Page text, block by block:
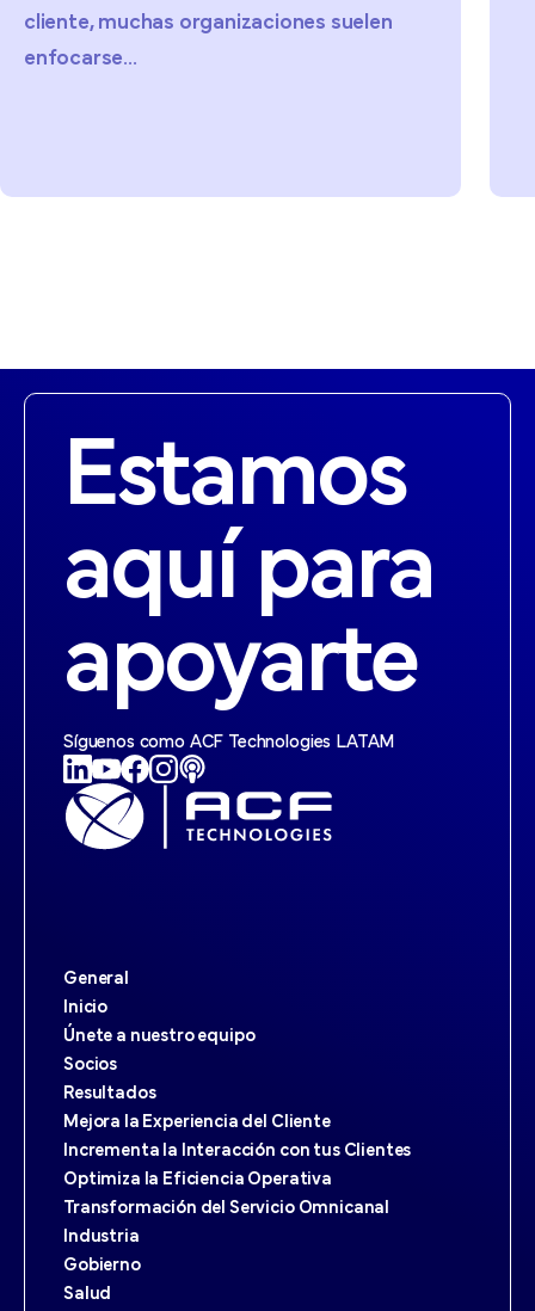
cliente, muchas organizaciones suelen
enfocarse...
Estamos
aquí para
apoyarte
Síguenos como ACF Technologies LATAM
General
Inicio
Únete a nuestro equipo
Socios
Resultados
Mejora la Experiencia del Cliente
Incrementa la Interacción con tus Clientes
Optimiza la Eficiencia Operativa
Transformación del Servicio Omnicanal
Industria
Gobierno
Salud